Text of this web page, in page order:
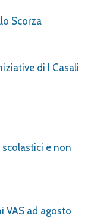
Scorza
di I Casali
e non
VAS ad agosto